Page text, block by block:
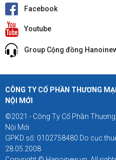
Facebook
Youtube
Group Cộng đồng
CÔNG TY CỔ PHẦN THƯƠNG
NỘI MỚI
©2021 - Công Ty Cổ Phần
Nội Mới
GPKD số: 0102758480 Do cục
28.05.2008